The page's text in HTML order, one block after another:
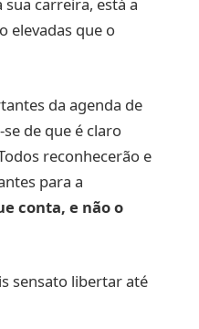
carreira, está a
elevadas que o
da agenda de
de que é claro
reconhecerão e
para a
conta, e não o
sensato libertar até